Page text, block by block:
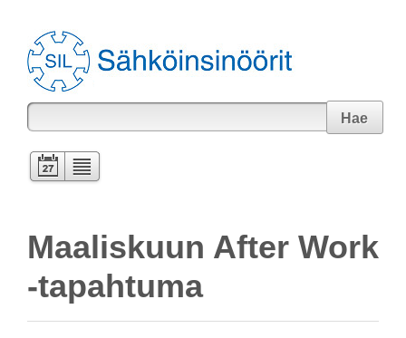
Hae
Maaliskuun After Work
-tapahtuma